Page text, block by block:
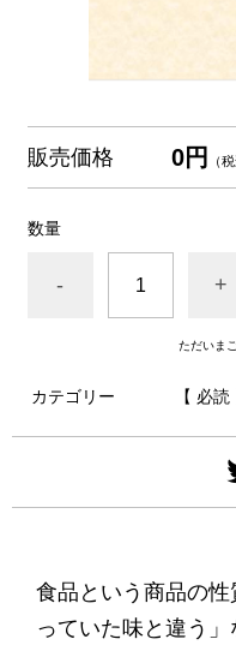
販売価格 0円 （
数量
- +
ただいま
カテゴリー 【 必
食品という商品の
っていた味と違う